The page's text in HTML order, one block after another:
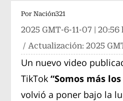
Por Nación321
2025 GMT-6-11-07 | 20:56
/ Actualización:2025
Un nuevo video
TikTok“Somos más
volvió a poner bajo la